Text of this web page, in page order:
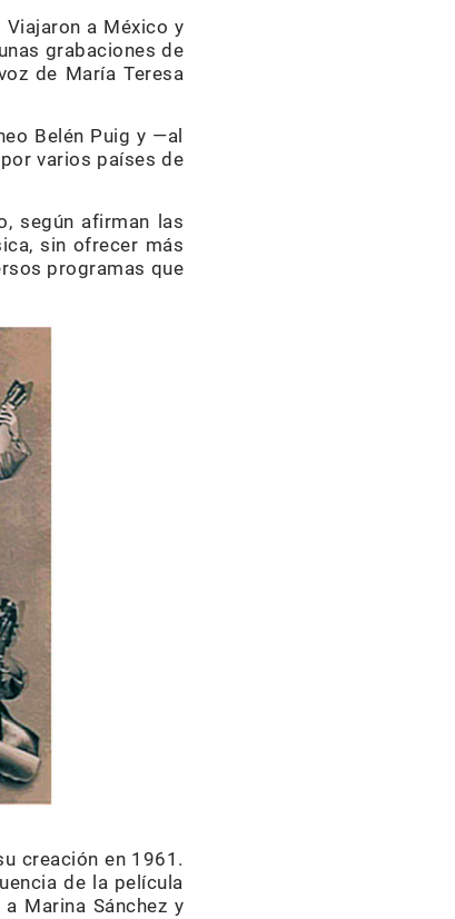
Viajaron a México y
grabaciones de
de María Teresa
Belén Puig y —al
varios países de
según afirman las
sin ofrecer más
programas que
creación en 1961.
de la película
Marina Sánchez y